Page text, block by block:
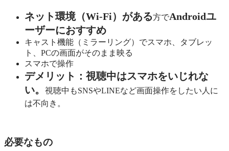
ネット環境（Wi-Fi）がある方でAndroidユ
ーザーにおすすめ
キャスト機能（ミラーリング）でスマホ、タブレッ
ト、PCの画面がそのまま映る
スマホで操作
デメリット：視聴中はスマホをいじれな
い。
視聴中もSNSやLINEなど画面操作をしたい人に
は不向き。
必要なもの